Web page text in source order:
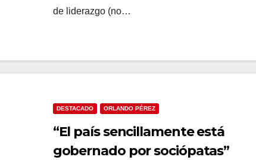
de liderazgo (no…
DESTACADO ORLANDO PÉREZ
“El país sencillamente está
gobernado por sociópatas”